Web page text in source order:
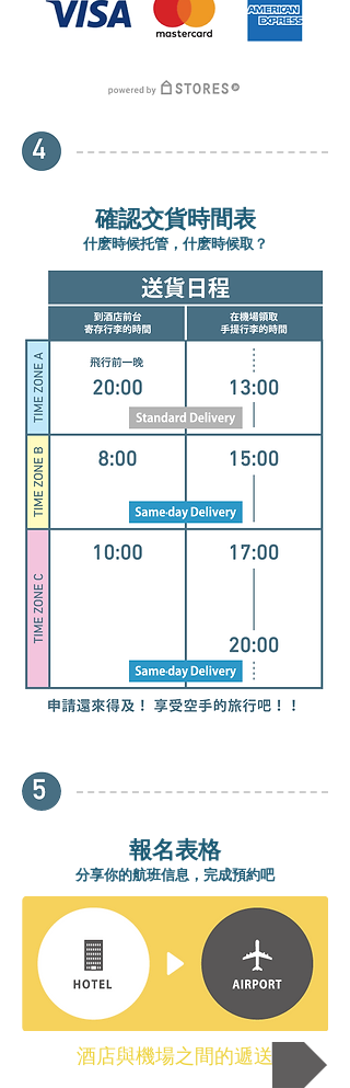
確認交貨時間表
什麽時候托管，什麽時候取？
報名表格
分享你的航班信息，完成預約吧
酒店與機場之間的遞送